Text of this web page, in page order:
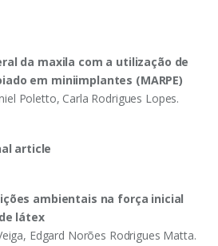
da maxila com a utilização de
em miniimplantes (MARPE)
Poletto, Carla Rodrigues Lopes.
article
ambientais na força inicial
látex
Edgard Norões Rodrigues Matta.